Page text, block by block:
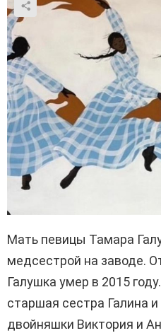
Мать певицы Тамара
медсестрой на заводе.
Галушка умер в 2015
старшая сестра Галина
двойняшки Виктория и